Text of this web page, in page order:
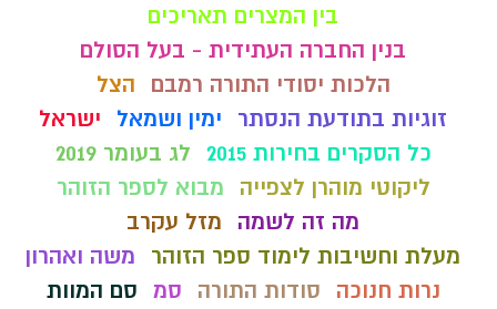
בין המצרים תאריכים
בנין החברה העתידית - בעל הסולם
הלכות יסודי התורה רמבם
הצל
זוגיות בתודעת הנסתר
ימין ושמאל
ישראל
כל הסקרים בחירות 2015
לג בעומר 2019
ליקוטי מוהרן לצפייה
מבוא לספר הזוהר
מה זה לשמה
מזל עקרב
מעלת וחשיבות לימוד ספר הזוהר
משה ואהרון
נרות חנוכה
סודות התורה סמ סם המוות